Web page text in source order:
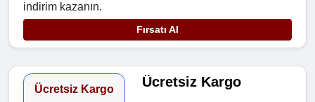
indirim kazanın.
Fırsatı Al
Ücretsiz Kargo Ücretsiz Kargo